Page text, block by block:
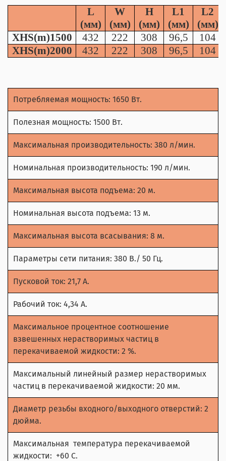
L
(мм)
W
(мм)
H
(мм)
L1
(мм)
L2
(мм)
XHS(m)1500
432 222 308 96,5
104
XHS(m)2000
432 222 308 96,5 104
Потребляемая мощность: 1650 Вт.
Полезная мощность: 1500 Вт.
Максимальная производительность: 380 л/мин.
Номинальная производительность: 190 л/мин.
Максимальная высота подъема: 20 м.
Номинальная высота подъема: 13 м.
Максимальная высота всасывания: 8 м.
Параметры сети питания: 380 В./ 50 Гц.
Пусковой ток: 21,7 А.
Рабочий ток: 4,34 А.
Максимальное процентное соотношение
взвешенных нерастворимых частиц в
перекачиваемой жидкости: 2 %.
Максимальный линейный размер нерастворимых
частиц в перекачиваемой жидкости: 20 мм.
Диаметр резьбы входного/выходного отверстий: 2
дюйма.
Максимальная температура перекачиваемой
жидкости: +60 С.